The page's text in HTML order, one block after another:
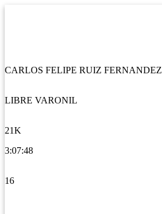
CARLOS FELIPE RUIZ FERNANDEZ
LIBRE VARONIL
21K
3:07:48
16